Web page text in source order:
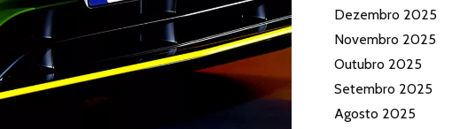
Dezembro 2025
Novembro 2025
Outubro 2025
Setembro 2025
Agosto 2025